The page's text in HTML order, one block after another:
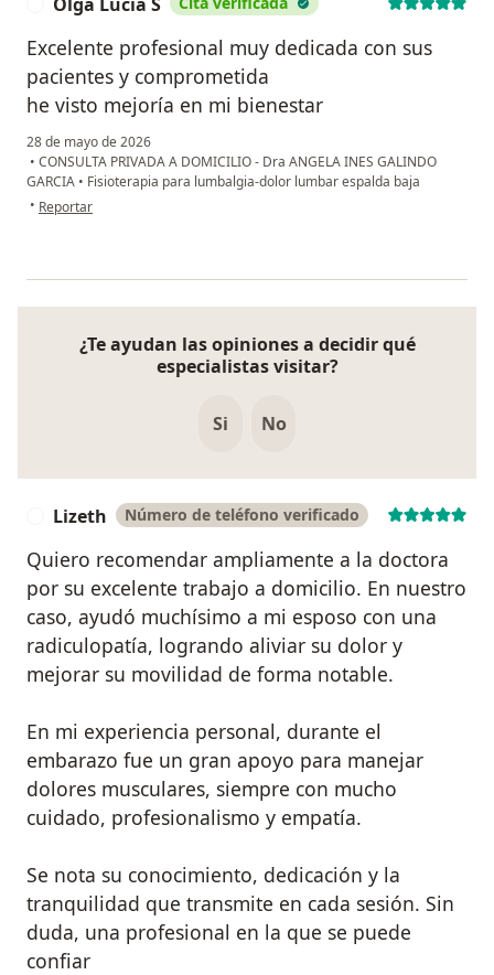
Excelente profesional muy dedicada con sus
pacientes y comprometida
he visto mejoría en mi bienestar
28 de mayo de 2026
• CONSULTA PRIVADA A DOMICILIO - Dra ANGELA INES GALINDO
GARCIA • Fisioterapia para lumbalgia-dolor lumbar espalda baja
• en opinión del usuario Olga Lucia S
Reportar
¿Te ayudan las opiniones a decidir qué
especialistas visitar?
Si No
Lizeth Número de teléfono verificado
Quiero recomendar ampliamente a la doctora
por su excelente trabajo a domicilio. En nuestro
caso, ayudó muchísimo a mi esposo con una
radiculopatía, logrando aliviar su dolor y
mejorar su movilidad de forma notable.
En mi experiencia personal, durante el
embarazo fue un gran apoyo para manejar
dolores musculares, siempre con mucho
cuidado, profesionalismo y empatía.
Se nota su conocimiento, dedicación y la
tranquilidad que transmite en cada sesión. Sin
duda, una profesional en la que se puede
confiar